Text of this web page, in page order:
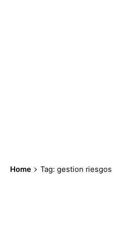
Home Tag: gestion riesgos